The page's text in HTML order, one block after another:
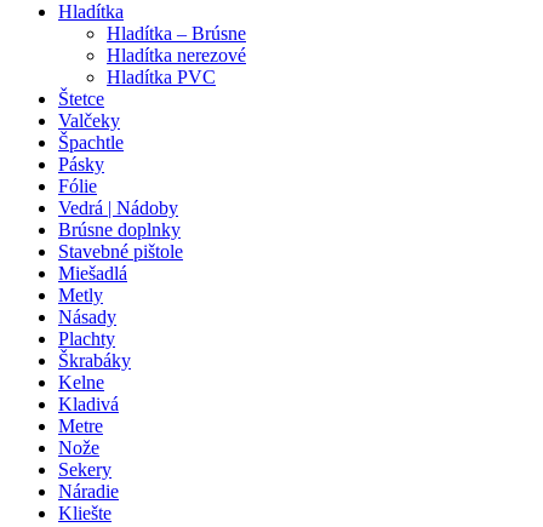
Hladítka
Hladítka – Brúsne
Hladítka nerezové
Hladítka PVC
Štetce
Valčeky
Špachtle
Pásky
Fólie
Vedrá | Nádoby
Brúsne doplnky
Stavebné pištole
Miešadlá
Metly
Násady
Plachty
Škrabáky
Kelne
Kladivá
Metre
Nože
Sekery
Náradie
Kliešte